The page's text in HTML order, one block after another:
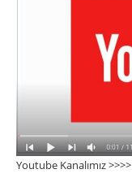
Youtube Kanalımız >>>>